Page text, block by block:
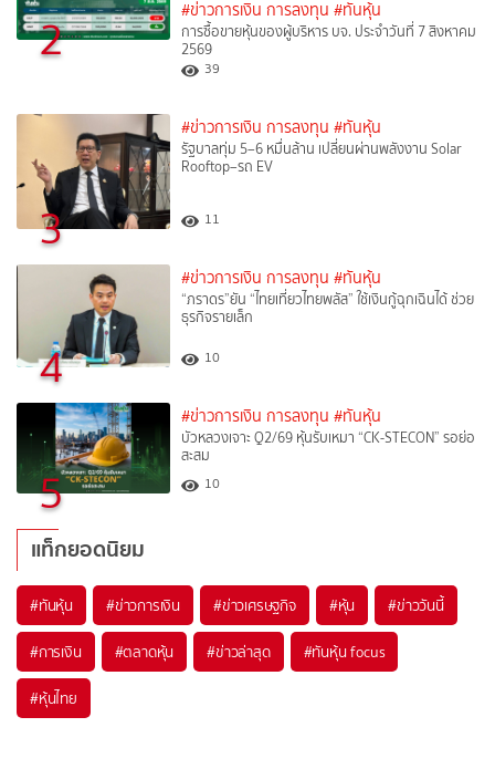
2 #ข่าวการเงิน การลงทุน #ทันหุ้น
การซื้อขายหุ้นของผู้บริหาร บจ. ประจำวันที่ 7 สิงหาคม
2569
39
3
#ข่าวการเงิน การลงทุน #ทันหุ้น
รัฐบาลทุ่ม 5–6 หมื่นล้าน เปลี่ยนผ่านพลังงาน Solar
Rooftop–รถ EV
11
4
#ข่าวการเงิน การลงทุน #ทันหุ้น
“ภราดร”ยัน “ไทยเที่ยวไทยพลัส” ใช้เงินกู้ฉุกเฉินได้ ช่วย
ธุรกิจรายเล็ก
10
5
#ข่าวการเงิน การลงทุน #ทันหุ้น
บัวหลวงเจาะ Q2/69 หุ้นรับเหมา “CK-STECON” รอย่อ
สะสม
10
แท็กยอดนิยม
#ทันหุ้น #ข่าวการเงิน #ข่าวเศรษฐกิจ #หุ้น #ข่าววันนี้
#การเงิน #ตลาดหุ้น #ข่าวล่าสุด #ทันหุ้น focus
#หุ้นไทย